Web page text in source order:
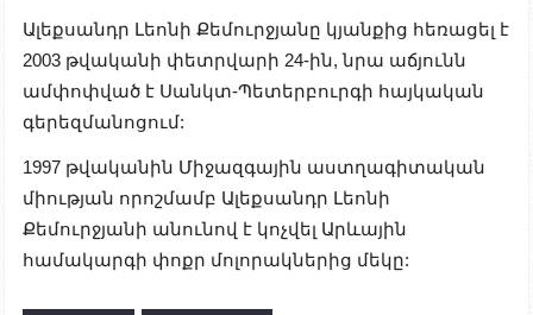
Ալեքսանդր Լեոնի Քեմուրջյանը կյանքից հեռացել է
2003 թվականի փետրվարի 24-ին, նրա աճյունն
ամփոփված է Սանկտ-Պետերբուրգի հայկական
գերեզմանոցում:
1997 թվականին Միջազգային աստղագիտական
միության որոշմամբ Ալեքսանդր Լեոնի
Քեմուրջյանի անունով է կոչվել Արևային
համակարգի փոքր մոլորակներից մեկը: